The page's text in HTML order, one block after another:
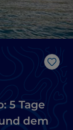
Like
5 Tage
dem